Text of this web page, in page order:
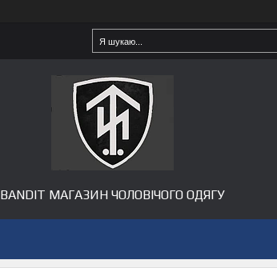
BANDIT МАГАЗИН ЧОЛОВІЧОГО ОДЯГУ